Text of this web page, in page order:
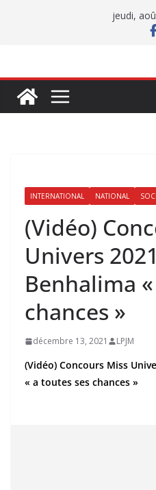
jeudi,
INTERNATIONAL NATIONAL
(Vidéo)
Univers
Benhalima
chances »
décembre 13, 2021 LPJM
(Vidéo) Concours Miss
« a toutes ses chances »